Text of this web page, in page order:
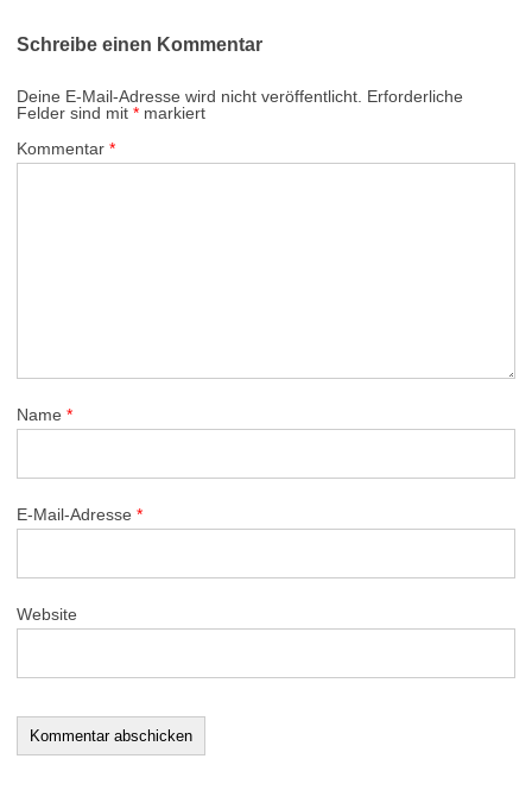
Schreibe einen Kommentar
Deine E-Mail-Adresse wird nicht veröffentlicht. Erforderliche
Felder sind mit * markiert
Kommentar *
Name *
E-Mail-Adresse *
Website